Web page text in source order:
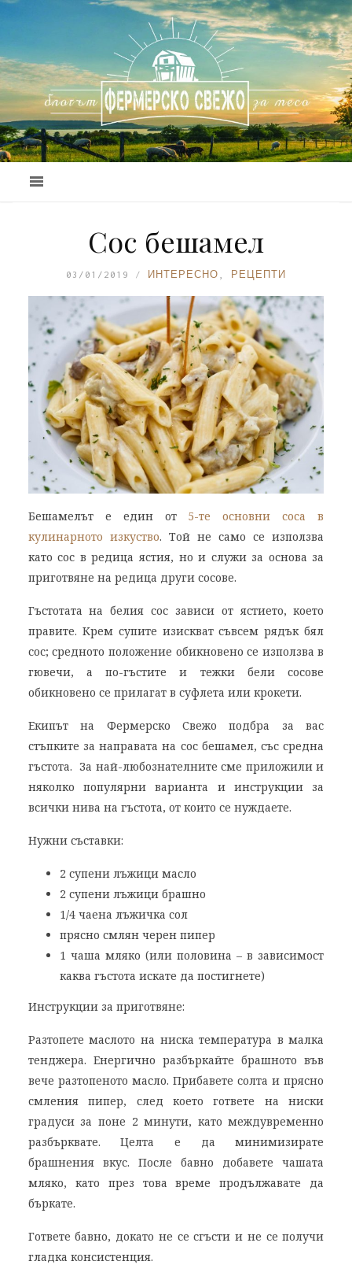
Сос бешамел
03/01/2019 ИНТЕРЕСНО РЕЦЕПТИ
Бешамелът е един от 5-те основни соса в
кулинарното изкуство. Той не само се използва
като сос в редица ястия, но и служи за основа за
приготвяне на редица други сосове.
Гъстотата на белия сос зависи от ястието, което
правите. Крем супите изискват съвсем рядък бял
сос; средното положение обикновено се използва в
гювечи, а по-гъстите и тежки бели сосове
обикновено се прилагат в суфлета или крокети.
Екипът на Фермерско Свежо подбра за вас
стъпките за направата на сос бешамел, със средна
гъстота. За най-любознателните сме приложили и
няколко популярни варианта и инструкции за
всички нива на гъстота, от които се нуждаете.
Нужни съставки:
2 супени лъжици масло
2 супени лъжици брашно
1/4 чаена лъжичка сол
прясно смлян черен пипер
1 чаша мляко (или половина – в зависимост
каква гъстота искате да постигнете)
Инструкции за приготвяне:
Разтопете маслото на ниска температура в малка
тенджера. Енергично разбъркайте брашното във
вече разтопеното масло. Прибавете солта и прясно
смления пипер, след което гответе на ниски
градуси за поне 2 минути, като междувременно
разбърквате. Целта е да минимизирате
брашнения вкус. После бавно добавете чашата
мляко, като през това време продължавате да
бъркате.
Гответе бавно, докато не се сгъсти и не се получи
гладка консистенция.